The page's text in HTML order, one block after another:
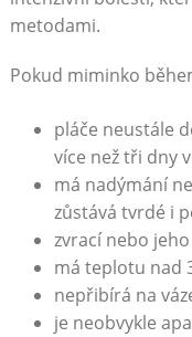
metodami.
Pokud miminko
pláče neustále
více než tři dny
má nadýmání
zůstává tvrdé i
zvrací nebo
má teplotu nad
nepřibírá na
je neobvykle